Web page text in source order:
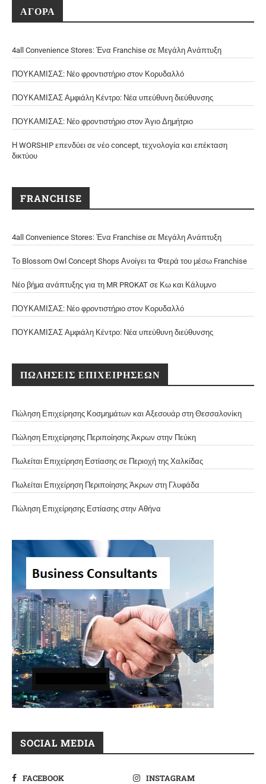
ΑΓΟΡΑ
4all Convenience Stores: Ένα Franchise σε Μεγάλη Ανάπτυξη
ΠΟΥΚΑΜΙΣΑΣ: Νέο φροντιστήριο στον Κορυδαλλό
ΠΟΥΚΑΜΙΣΑΣ Αμφιάλη Κέντρο: Νέα υπεύθυνη διεύθυνσης
ΠΟΥΚΑΜΙΣΑΣ: Νέο φροντιστήριο στον Άγιο Δημήτριο
Η WORSHIP επενδύει σε νέο concept, τεχνολογία και επέκταση
δικτύου
FRANCHISE
4all Convenience Stores: Ένα Franchise σε Μεγάλη Ανάπτυξη
Το Blossom Owl Concept Shops Ανοίγει τα Φτερά του μέσω Franchise
Νέο βήμα ανάπτυξης για τη MR PROKAT σε Κω και Κάλυμνο
ΠΟΥΚΑΜΙΣΑΣ: Νέο φροντιστήριο στον Κορυδαλλό
ΠΟΥΚΑΜΙΣΑΣ Αμφιάλη Κέντρο: Νέα υπεύθυνη διεύθυνσης
ΠΩΛΗΣΕΙΣ ΕΠΙΧΕΙΡΗΣΕΩΝ
Πώληση Επιχείρησης Κοσμημάτων και Αξεσουάρ στη Θεσσαλονίκη
Πώληση Επιχείρησης Περιποίησης Άκρων στην Πεύκη
Πωλείται Επιχείρηση Εστίασης σε Περιοχή της Χαλκίδας
Πωλείται Επιχείρηση Περιποίησης Άκρων στη Γλυφάδα
Πώληση Επιχείρησης Εστίασης στην Αθήνα
SOCIAL MEDIA
FACEBOOK INSTAGRAM